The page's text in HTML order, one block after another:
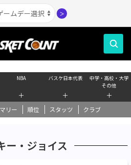
＞
NBA
＋
バスケ日本代表
＋
中学・高校・大学
その他
＋
リー 順位 スタッツ クラブ
ー・ジョイス